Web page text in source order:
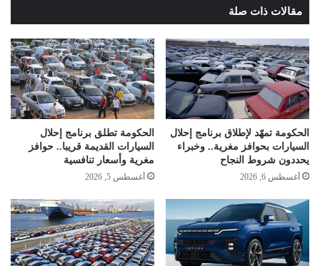
مقالات ذات صلة
الحكومة تمهّد لإطلاق برنامج إحلال
السيارات بحوافز مغرية.. وخبراء
يحددون شروط النجاح
أغسطس 6, 2026
الحكومة تطلق برنامج إحلال
السيارات القديمة قريبا.. حوافز
مغرية وأسعار تنافسية
أغسطس 5, 2026